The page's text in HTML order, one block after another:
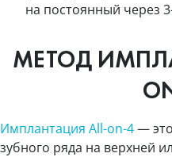
на постоянный через
МЕТОД
Имплантация All-on-4—
зубного ряда на верхней